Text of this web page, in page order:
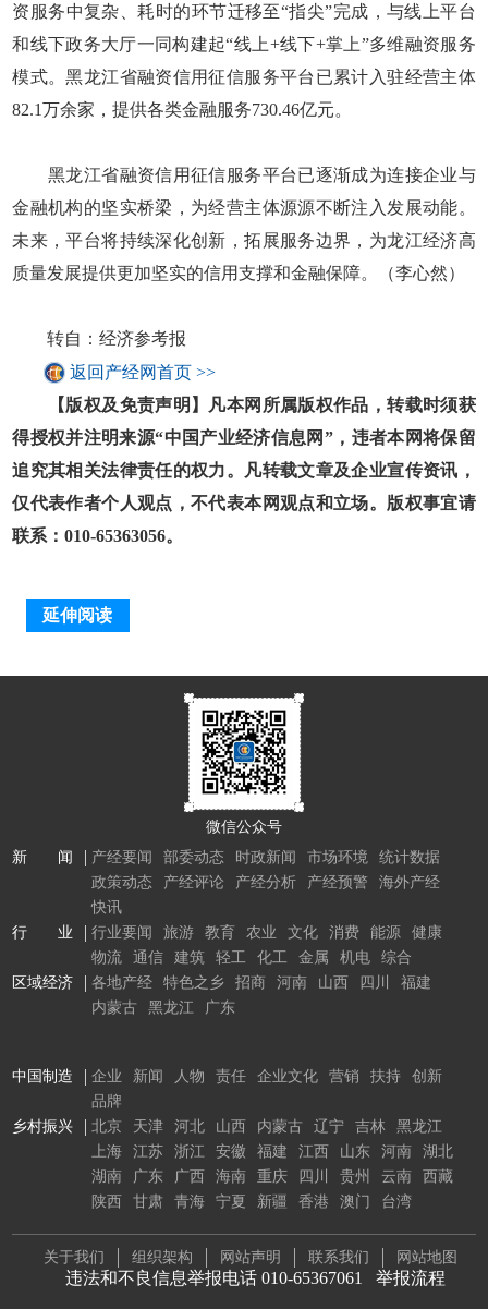
资服务中复杂、耗时的环节迁移至“指尖”完成，与线上平台
和线下政务大厅一同构建起“线上+线下+掌上”多维融资服务
模式。黑龙江省融资信用征信服务平台已累计入驻经营主体
82.1万余家，提供各类金融服务730.46亿元。
黑龙江省融资信用征信服务平台已逐渐成为连接企业与
金融机构的坚实桥梁，为经营主体源源不断注入发展动能。
未来，平台将持续深化创新，拓展服务边界，为龙江经济高
质量发展提供更加坚实的信用支撑和金融保障。（李心然）
转自：经济参考报
返回产经网首页 >>
【版权及免责声明】凡本网所属版权作品，转载时须获
得授权并注明来源“中国产业经济信息网”，违者本网将保留
追究其相关法律责任的权力。凡转载文章及企业宣传资讯，
仅代表作者个人观点，不代表本网观点和立场。版权事宜请
联系：010-65363056。
延伸阅读
微信公众号
新 闻
产经要闻 部委动态 时政新闻 市场环境
统计数据
政策动态
产经评论 产经分析 产经预警
海外产经
快讯
行 业
行业要闻 旅游 教育 农业 文化 消费 能源
健康
物流
通信 建筑 轻工 化工 金属 机电
综合
区域经济
各地产经 特色之乡 招商 河南 山西 四川
福建
内蒙古
黑龙江 广东
中国制造 企业 新闻 人物 责任 企业文化 营销 扶持
创新
品牌
乡村振兴
北京 天津 河北 山西 内蒙古 辽宁 吉林
黑龙江
上海
江苏 浙江 安徽 福建 江西 山东 河南
湖北
湖南
广东 广西 海南 重庆 四川 贵州 云南
西藏
陕西
甘肃 青海 宁夏 新疆 香港 澳门 台湾
关于我们 组织架构 网站声明 联系我们 网站地图
违法和不良信息举报电话 010-65367061 举报流程